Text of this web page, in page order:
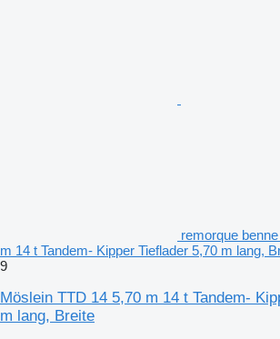
remorque
m 14 t Tandem- Kipper Tieflader 5,70 m lang,
9
Möslein TTD 14 5,70 m 14 t Tandem-
m lang, Breite